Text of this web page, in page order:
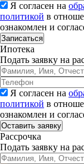
Я согласен на
политикой в
ознакомлен и
Записаться
Ипотека
Подать заявку на
Я согласен на
политикой в
ознакомлен и
Рассрочка
Подать заявку на